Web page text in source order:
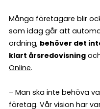
Många företagare blir
som idag går att
ordning, behöver det
klart årsredovisning
Online.
– Man ska inte behöva
företag. Vår vision har